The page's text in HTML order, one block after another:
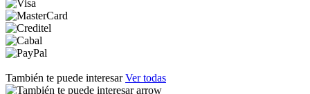
También te puede interesarVer todas